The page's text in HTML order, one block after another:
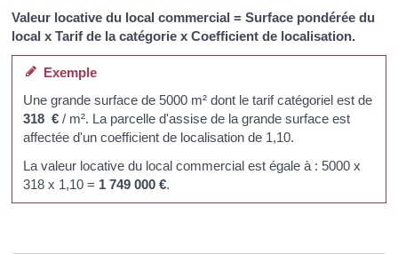
Valeur locative du local commercial = Surface pondérée du
local x Tarif de la catégorie x Coefficient de localisation.
Exemple
Une grande surface de 5000 m² dont le tarif catégoriel est de
318 €/ m². La parcelle d'assise de la grande surface est
affectée d'un coefficient de localisation de 1,10.
La valeur locative du local commercial est égale à : 5000 x
318 x 1,10 = 1 749 000 €.